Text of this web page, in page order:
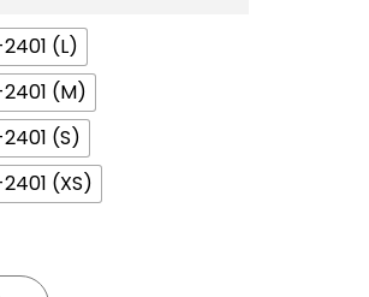
(L)
(M)
(S)
(XS)